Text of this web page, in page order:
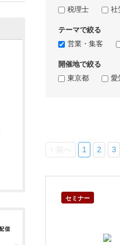
税理士 社
テーマで絞る
営業・集客
開催地で絞る
東京都 愛
前へ 1 2 3
セミナー